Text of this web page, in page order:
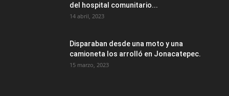
del hospital comunitario...
14 abril, 2023
Disparaban desde una moto y una
camioneta los arrolló en Jonacatepec.
15 marzo, 2023